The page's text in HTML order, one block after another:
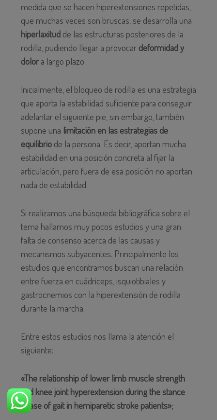
medida que se hacen hiperextensiones repetidas,
que muchas veces son bruscas, se desarrolla una
hiperlaxitudde las estructuras posteriores de la
rodilla, pudiendo llegar a provocar deformidad y
dolora largo plazo.
Inicialmente, el bloqueo de rodilla es una estrategia
que aporta la estabilidad suficiente para conseguir
adelantar el siguiente pie, sin embargo, también
supone una limitación en las estrategias de
equilibriode la persona. Es decir, aportan mucha
estabilidad en una posición concreta al fijar la
articulación, pero fuera de esa posición no aportan
nada de estabilidad.
Si realizamos una búsqueda bibliográfica sobre el
tema hallamos muy pocos estudios y una gran
falta de consenso acerca de las causas y
mecanismos subyacentes. Principalmente los
estudios que encontramos buscan una relación
entre fuerza en cuádriceps, isquiotibiales y
gastrocnemios con la hiperextensión de rodilla
durante la marcha.
Entre estos estudios nos llama la atención el
siguiente:
«The relationship of lower limb muscle strength
and knee joint hyperextension during the stance
phase of gait in hemiparetic stroke patients»;